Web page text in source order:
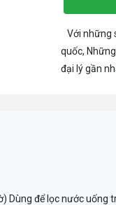
Với những
quốc,
đại lý gần
Dùng để lọc nước